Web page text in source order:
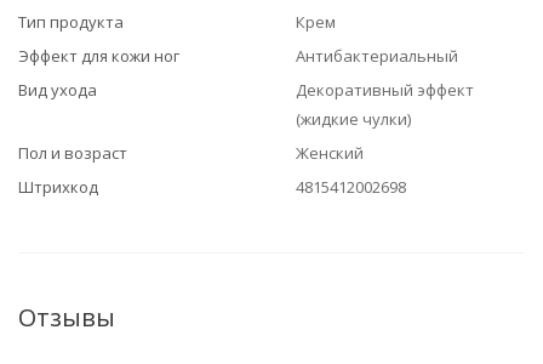
Тип продукта
Крем
Эффект для кожи ног
Антибактериальный
Вид ухода
Декоративный эффект
(жидкие чулки)
Пол и возраст
Женский
Штрихкод
4815412002698
Отзывы